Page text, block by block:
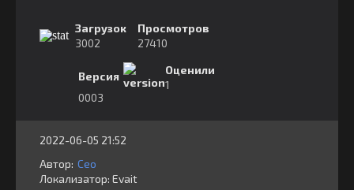
Загрузок
3002
Просмотров
27410
Версия
0003
Оценили
1
2022-06-05 21:52
Автор: Ceo
Локализатор: ⁣⁣⁣Evait